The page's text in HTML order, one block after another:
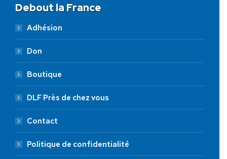
Debout la France
Adhésion
Don
Boutique
DLF Près de chez vous
Contact
Politique de confidentialité